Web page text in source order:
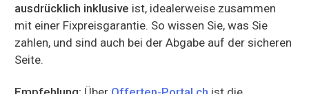
ausdrücklich inklusive ist, idealerweise zusammen
mit einer Fixpreisgarantie. So wissen Sie, was Sie
zahlen, und sind auch bei der Abgabe auf der sicheren
Seite.